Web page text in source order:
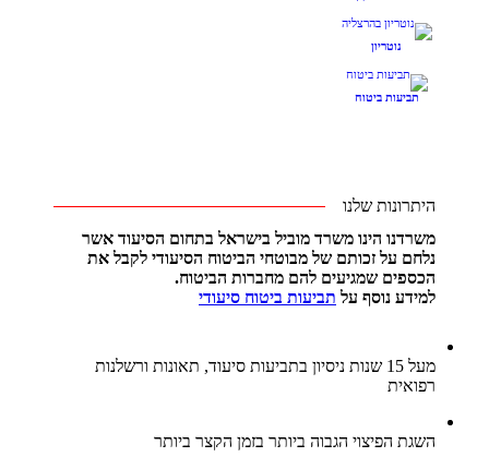
נוטריון
תביעות ביטוח
היתרונות שלנו
משרדנו הינו משרד מוביל בישראל בתחום הסיעוד אשר
נלחם על זכותם של מבוטחי הביטוח הסיעודי לקבל את
הכספים שמגיעים להם מחברות הביטוח.
למידע נוסף על תביעות ביטוח סיעודי
מעל 15 שנות ניסיון בתביעות סיעוד, תאונות ורשלנות
רפואית
השגת הפיצוי הגבוה ביותר בזמן הקצר ביותר